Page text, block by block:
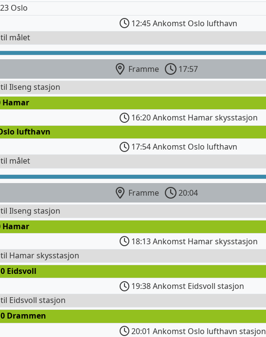
Oslo
12:45 Ankomst Oslo lufthavn
til målet
Framme
17:57
Ilseng stasjon
Hamar
16:20 Ankomst Hamar skysstasjon
lufthavn
17:54 Ankomst Oslo lufthavn
til målet
Framme
20:04
Ilseng stasjon
Hamar
18:13 Ankomst Hamar skysstasjon
Hamar skysstasjon
Eidsvoll
19:38 Ankomst Eidsvoll stasjon
Eidsvoll stasjon
Drammen
20:01 Ankomst Oslo lufthavn stasjon